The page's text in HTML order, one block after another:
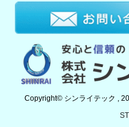
Copyright© シンライテック ,